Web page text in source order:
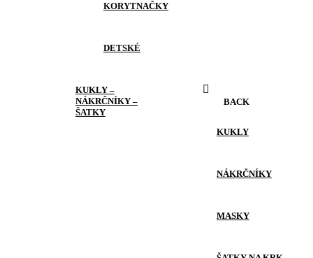
KORYTNAČKY
DETSKÉ
KUKLY –
NÁKRČNÍKY –
ŠATKY
BACK
KUKLY
NÁKRČNÍKY
MASKY